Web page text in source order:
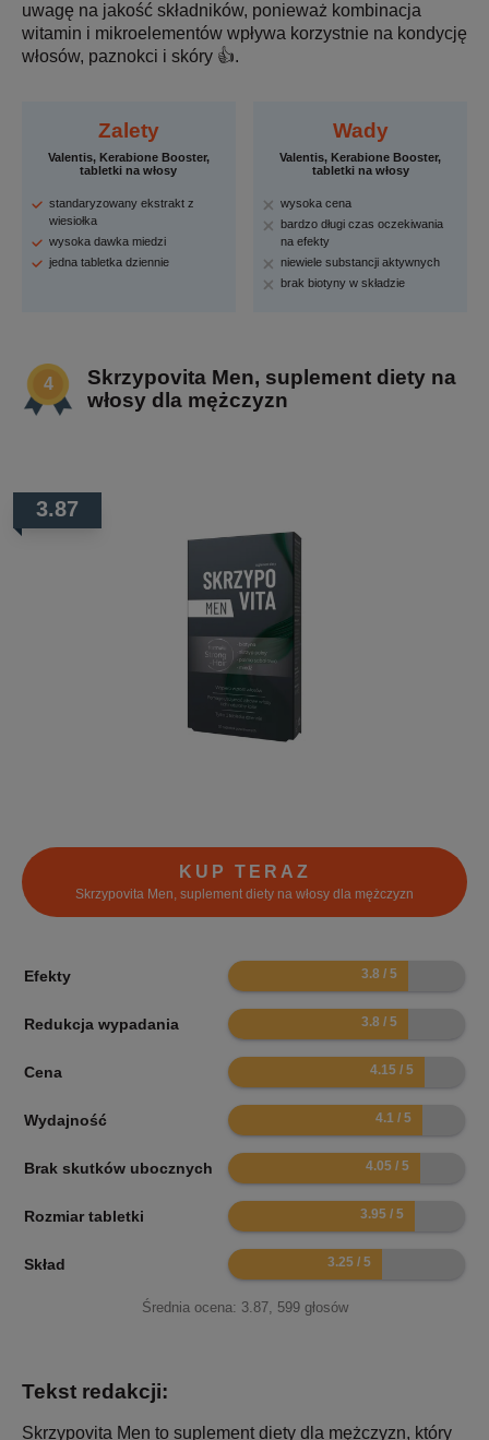
uwagę na jakość składników, ponieważ kombinacja
witamin i mikroelementów wpływa korzystnie na kondycję
włosów, paznokci i skóry 👍.
Zalety
Valentis, Kerabione Booster,
tabletki na włosy
standaryzowany ekstrakt z
wiesiołka
wysoka dawka miedzi
jedna tabletka dziennie
Wady
Valentis, Kerabione Booster,
tabletki na włosy
wysoka cena
bardzo długi czas oczekiwania
na efekty
niewiele substancji aktywnych
brak biotyny w składzie
Skrzypovita Men, suplement diety na
włosy dla mężczyzn
3.87
KUP TERAZ
Skrzypovita Men, suplement diety na włosy dla mężczyzn
Efekty 7.6
Redukcja wypadania 7.6
Cena 8.3
Wydajność 8.2
Brak skutków ubocznych 8.1
Rozmiar tabletki 7.9
Skład 6.5
Średnia ocena: 3.87, 599głosów
Tekst redakcji:
Skrzypovita Men to suplement diety dla mężczyzn, który